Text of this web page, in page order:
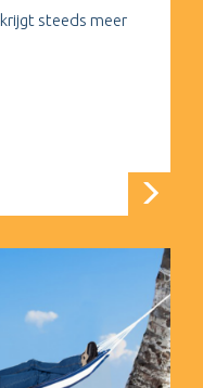
steeds meer